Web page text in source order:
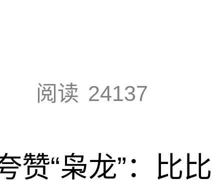
阅读 24137
赞“枭龙”：比比